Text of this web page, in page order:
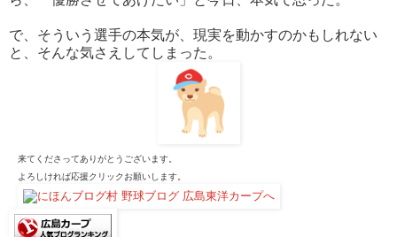
で、そういう選手の本気が、現実を動かすのかもしれない
と、そんな気さえしてしまった。
来てくださってありがとうございます。
よろしければ応援クリックお願いします。